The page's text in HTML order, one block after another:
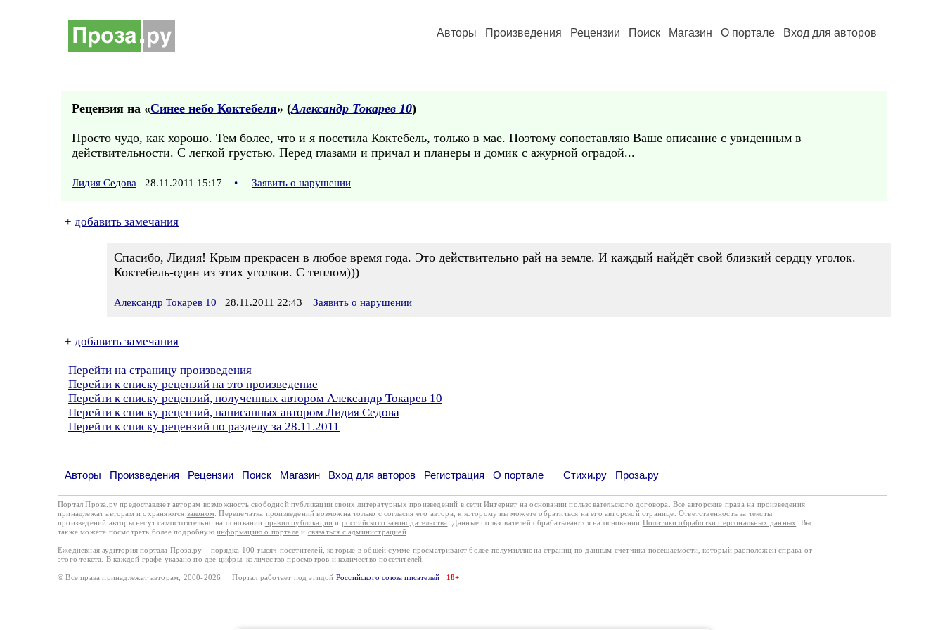
Авторы Произведения Рецензии Поиск Магазин О портале Вход для авторов
Рецензия на «Синее небо Коктебеля» (Александр Токарев 10)
Просто чудо, как хорошо. Тем более, что и я посетила Коктебель, только в мае. Поэтому сопоставляю Ваше описание с увиденным в
действительности. С легкой грустью. Перед глазами и причал и планеры и домик с ажурной оградой...
Лидия Седова 28.11.2011 15:17 • Заявить о нарушении
+ добавить замечания
Спасибо, Лидия! Крым прекрасен в любое время года. Это действительно рай на земле. И каждый найдёт свой близкий сердцу уголок.
Коктебель-один из этих уголков. С теплом)))
Александр Токарев 10 28.11.2011 22:43 Заявить о нарушении
+ добавить замечания
Перейти на страницу произведения
Перейти к списку рецензий на это произведение
Перейти к списку рецензий, полученных автором Александр Токарев 10
Перейти к списку рецензий, написанных автором Лидия Седова
Перейти к списку рецензий по разделу за 28.11.2011
Авторы Произведения Рецензии Поиск Магазин Вход для авторов Регистрация О портале Стихи.ру Проза.ру
Портал Проза.ру предоставляет авторам возможность свободной публикации своих литературных произведений в сети Интернет на основаниипользовательского договора
. Все авторские права на произведения
принадлежат авторам и охраняются законом . Перепечатка произведений возможна только с согласия его автора, к которому вы можете обратиться на его авторской странице. Ответственность за тексты
произведений авторы несут самостоятельно на основании правил публикации и российского законодательства . Данные пользователей обрабатываются на основании Политики обработки персональных данных
. Вы
также можете посмотреть более подробную информацию о портале и связаться с администрацией.
Ежедневная аудитория портала Проза.ру – порядка 100 тысяч посетителей, которые в общей сумме просматривают более полумиллиона страниц по данным счетчика посещаемости, который расположен справа от
этого текста. В каждой графе указано по две цифры: количество просмотров и количество посетителей.
© Все права принадлежат авторам, 2000-2026 Портал работает под эгидой Российского союза писателей 18+